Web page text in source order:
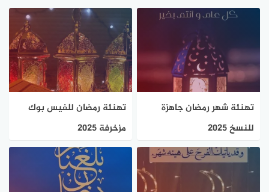
تهنئة شهر رمضان جاهزة
للنسخ 2025
تهنئة رمضان للفيس بوك
مزخرفة 2025